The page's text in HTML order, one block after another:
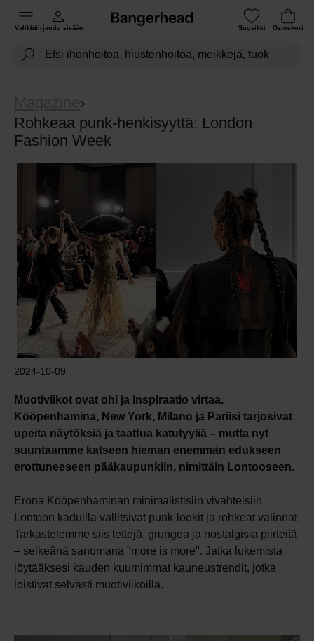
ValikkoKirjaudu sisään Suosikki Ostoskori
›
Rohkeaa punk-henkisyyttä: London
Fashion Week
2024-10-09
Muotiviikot ovat ohi ja inspiraatio virtaa.
Kööpenhamina, New York, Milano ja Pariisi tarjosivat
upeita näytöksiä ja taattua katutyyliä – mutta nyt
suuntaamme katseen hieman enemmän edukseen
erottuneeseen pääkaupunkiin, nimittäin Lontooseen.
Erona Kööpenhaminan minimalistisiin vivahteisiin
Lontoon kaduilla vallitsivat punk-lookit ja rohkeat valinnat.
Tarkastelemme siis lettejä, grungea ja nostalgisia piirteitä
– selkeänä sanomana "more is more". Jatka lukemista
löytääksesi kauden kuumimmat kauneustrendit, jotka
loistivat selvästi muotiviikoilla.